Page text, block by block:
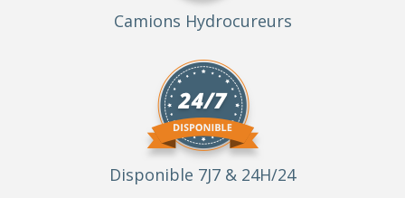
Camions Hydrocureurs
Disponible 7J7 & 24H/24